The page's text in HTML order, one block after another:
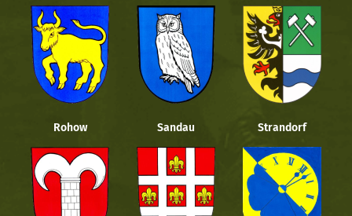
Rohow Sandau Strandorf